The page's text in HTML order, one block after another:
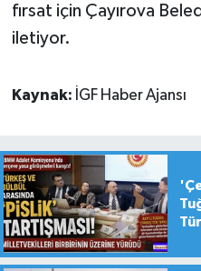
fırsat için Çayırova
iletiyor.
Kaynak: İGF Haber Ajansı